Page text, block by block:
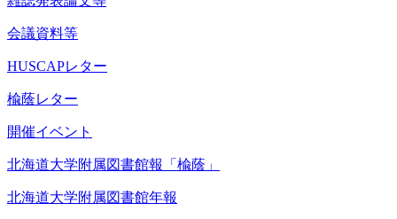
会議資料等
HUSCAPレター
楡蔭レター
開催イベント
北海道大学附属図書館報「楡蔭」
北海道大学附属図書館年報